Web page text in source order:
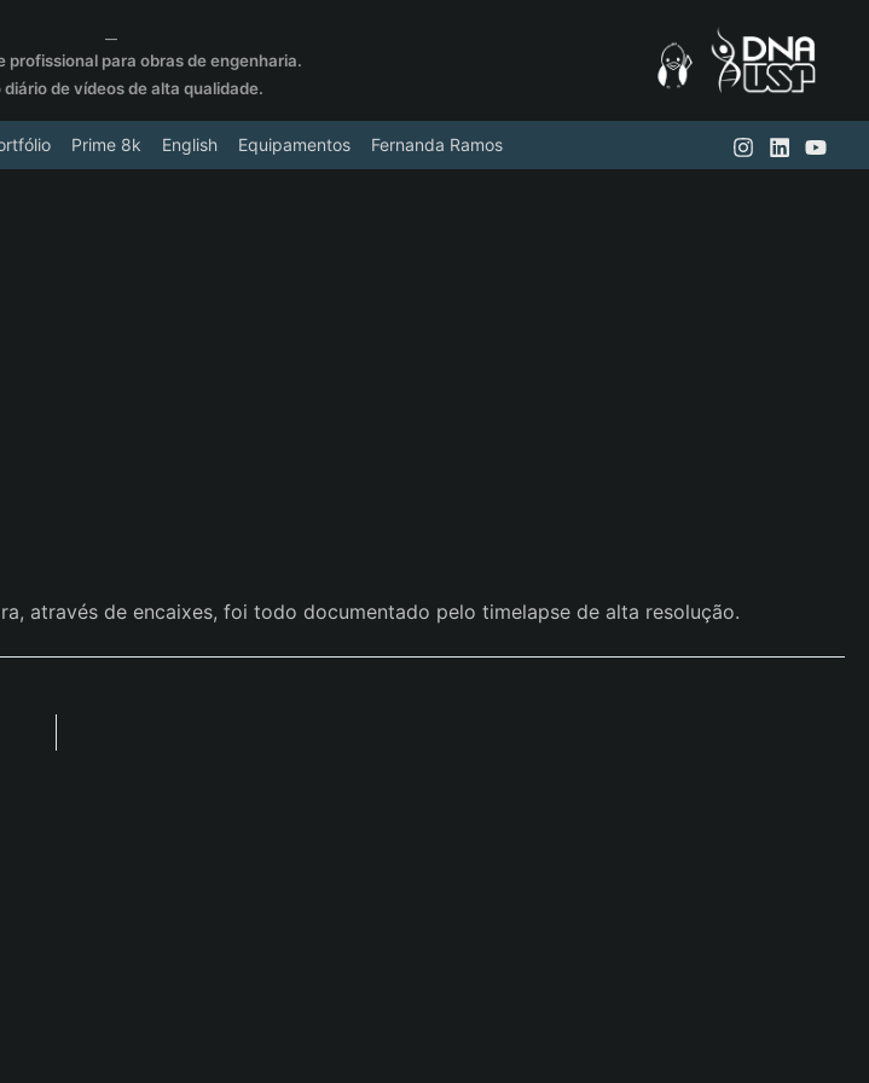
profissional para obras de engenharia.
diário de vídeos de alta qualidade.
Prime 8k English Equipamentos Fernanda Ramos
através de encaixes, foi todo documentado pelo timelapse de alta resolução.